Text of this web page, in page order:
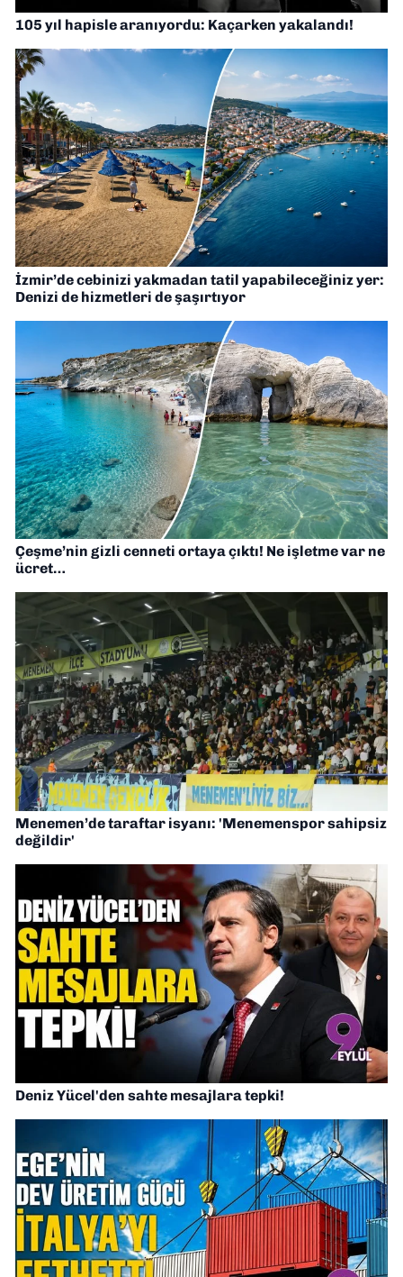
105 yıl hapisle aranıyordu: Kaçarken yakalandı!
İzmir’de cebinizi yakmadan tatil yapabileceğiniz yer:
Denizi de hizmetleri de şaşırtıyor
Çeşme’nin gizli cenneti ortaya çıktı! Ne işletme var ne
ücret…
Menemen’de taraftar isyanı: 'Menemenspor sahipsiz
değildir'
Deniz Yücel'den sahte mesajlara tepki!